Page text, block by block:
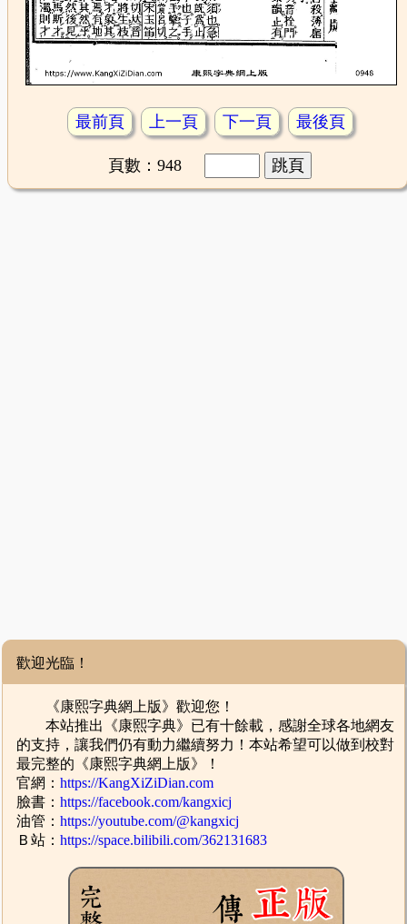
最前頁 上一頁 下一頁 最後頁
頁數：948
歡迎光臨！
《康熙字典網上版》歡迎您！
本站推出《康熙字典》已有十餘載，感謝全球各地網友
的支持，讓我們仍有動力繼續努力！本站希望可以做到校對
最完整的《康熙字典網上版》！
官網：https://KangXiZiDian.com
臉書：https://facebook.com/kangxicj
油管：https://youtube.com/@kangxicj
Ｂ站：https://space.bilibili.com/362131683